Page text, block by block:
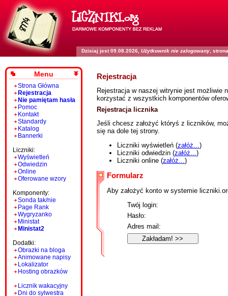
Dzisiaj jest 09.08.2026, Użytkownik nie zalogowany ,
Menu
Strona Główna
Rejestracja
Nie pamiętam hasła
Pomoc
Kontakt
Standardy
Katalog
Bannerki
Liczniki:
Wyświetleń
Odwiedzin
Online
Oferowane wzory
Komponenty:
Sonda tak/nie
Page Rank
Wygryzanko
Ministat
Ministat2
Dodatki:
Obrazki na bloga
Animowane napisy
Lokalizator
Hosting obrazków
Licznik wakacyjny
Dni do sylwestra
Rejestracja
Rejestracja w naszej witrynie jest możliwie
korzystać z wszystkich komponentów
Rejestracja licznika
Jeśli chcesz założyć któryś z liczników,
się na dole tej strony.
Liczniki wyświetleń (załóż...)
Liczniki odwiedzin (załóż...)
Liczniki online (załóż...)
Formularz
Aby założyć konto w systemie
Twój login:
Hasło:
Adres mail: